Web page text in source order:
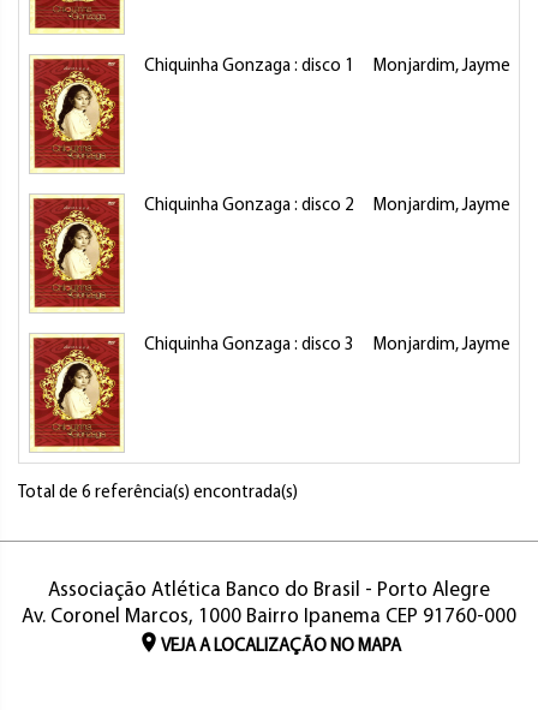
Chiquinha Gonzaga : disco 1 Monjardim, Jayme
Chiquinha Gonzaga : disco 2 Monjardim, Jayme
Chiquinha Gonzaga : disco 3 Monjardim, Jayme
Total de 6 referência(s) encontrada(s)
Associação Atlética Banco do Brasil - Porto Alegre
Av. Coronel Marcos, 1000 Bairro Ipanema CEP 91760-000
VEJA A LOCALIZAÇÃO NO MAPA